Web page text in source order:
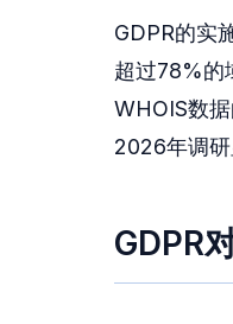
GDPR的实
超过78%的
WHOIS数
2026年调
GDPR